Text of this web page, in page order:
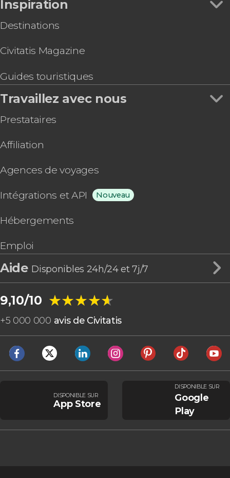
Inspiration
Destinations
Civitatis Magazine
Guides touristiques
Travaillez avec nous
Prestataires
Affiliation
Agences de voyages
Intégrations et API Nouveau
Hébergements
Emploi
Aide Disponibles 24h/24 et 7j/7
9,10/10 ★★★★★
★★★★★
+5 000 000 avis de Civitatis
DISPONIBLE SUR
App Store
DISPONIBLE SUR
Google
Play